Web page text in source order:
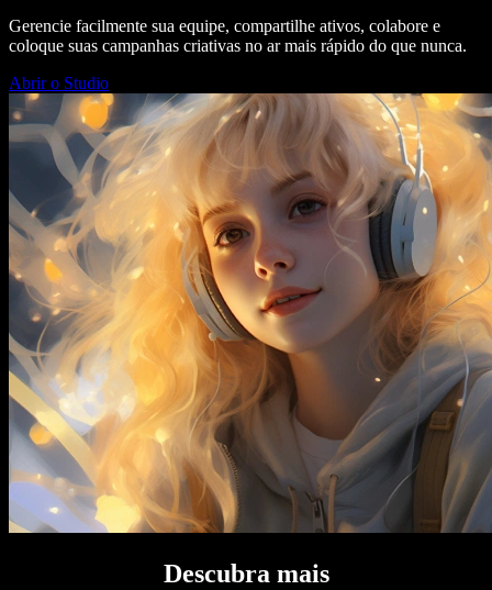
Gerencie facilmente sua equipe, compartilhe ativos, colabore e
coloque suas campanhas criativas no ar mais rápido do que nunca.
Abrir o Studio
Descubra mais